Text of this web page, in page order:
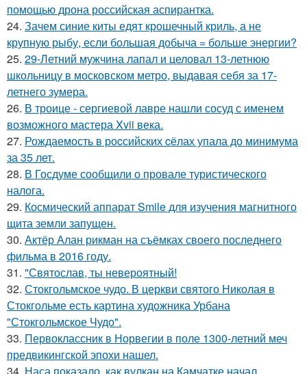
помощью дрона российская аспирантка.
24. Зачем синие киты едят крошечный криль, а не
крупную рыбу, если большая добыча = больше энергии?
25. 29-Летний мужчина лапал и целовал 13-летнюю
школьницу в московском метро, выдавая себя за 17-
летнего зумера.
26. В троице - сергиевой лавре нашли сосуд с именем
возможного мастера Xvii века.
27. Рождаемость в роcсийских cёлах упала до минимума
за 35 лет.
28. В Госдуме сообщили о провале туристического
налога.
29. Космический аппарат Smile для изучения магнитного
щита земли запущен.
30. Актёр Алан рикман на съёмках своего последнего
фильма в 2016 году.
31. "Святослав, ты невероятный!
32. Стокгольмское чудо. В церкви святого Николая в
Стокгольме есть картина художника Урбана
"Стокгольмское Чудо".
33. Первоклассник в Норвегии в поле 1300-летний меч
предвикингской эпохи нашел.